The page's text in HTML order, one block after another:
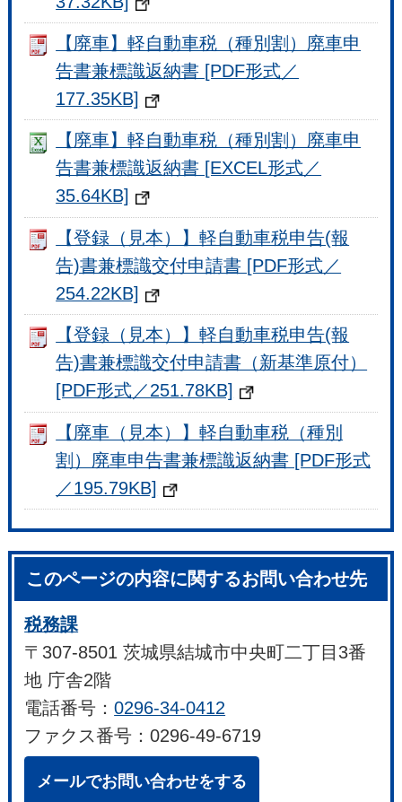
【廃車】軽自動車税（種別割）廃車申
告書兼標識返納書 [PDF形式／
177.35KB]
【廃車】軽自動車税（種別割）廃車申
告書兼標識返納書 [EXCEL形式／
35.64KB]
【登録（見本）】軽自動車税申告(報
告)書兼標識交付申請書 [PDF形式／
254.22KB]
【登録（見本）】軽自動車税申告(報
告)書兼標識交付申請書（新基準原付）
[PDF形式／251.78KB]
【廃車（見本）】軽自動車税（種別
割）廃車申告書兼標識返納書 [PDF形式
／195.79KB]
このページの内容に関するお問い合わせ先
税務課
〒307-8501 茨城県結城市中央町二丁目3番
地 庁舎2階
電話番号：0296-34-0412
ファクス番号：0296-49-6719
メールでお問い合わせをする